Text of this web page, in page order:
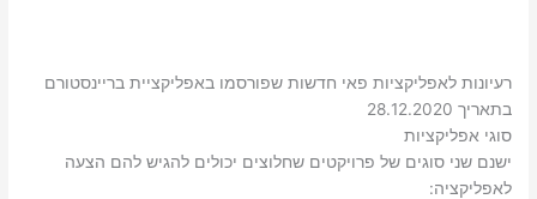
רעיונות לאפליקציות פאי חדשות שפורסמו באפליקציית בריינסטורם
בתאריך 28.12.2020
סוגי אפליקציות
ישנם שני סוגים של פרויקטים שחלוצים יכולים להגיש להם הצעה
לאפליקציה: